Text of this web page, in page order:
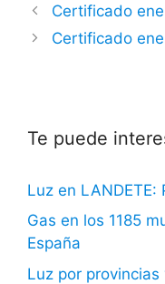
Certificado
Certificado
Te puede
Luz en
Gas en los 1185
España
Luz por provincias